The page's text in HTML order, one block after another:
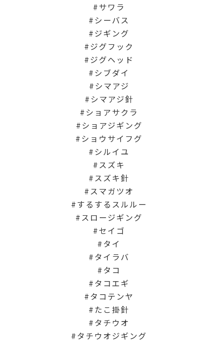
サワラ
シーバス
ジギング
ジグフック
ジグヘッド
シブダイ
シマアジ
シマアジ針
ショアサクラ
ショアジギング
ショウサイフグ
シルイユ
スズキ
スズキ針
スマガツオ
するするスルルー
スロージギング
セイゴ
タイ
タイラバ
タコ
タコエギ
タコテンヤ
たこ掛針
タチウオ
タチウオジギング